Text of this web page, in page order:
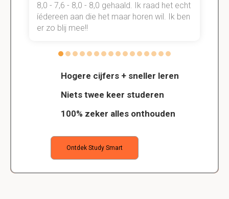
Hogere cijfers + sneller leren
Niets twee keer studeren
100% zeker alles onthouden
Ontdek Study Smart
8,0 - 7,6 - 8,0 - 8,0 gehaald. Ik raad het echt
íédereen aan die het maar horen wil. Ik ben
er zo blij mee!!